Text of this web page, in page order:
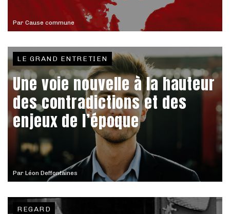
Par Cause commune
Par Léon Deffontaines
LE GRAND ENTRETIEN
Une voie nouvelle à la hauteur
des contradictions et des
enjeux de l’époque
REGARD